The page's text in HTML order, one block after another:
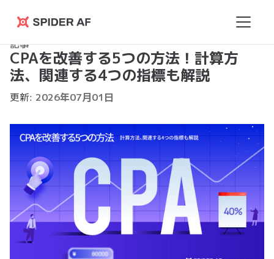
Spider
AF
記事
CPAを改善する5つの方法！計算方
法、関連する4つの指標も解説
更新: 2026年07月01 日